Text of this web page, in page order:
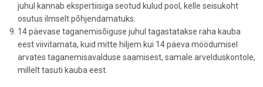
juhul kannab ekspertiisiga seotud kulud pool, kelle seisukoht
osutus ilmselt põhjendamatuks.
14 päevase taganemisõiguse juhul tagastatakse raha kauba
eest viivitamata, kuid mitte hiljem kui 14 päeva möödumisel
arvates taganemisavalduse saamisest, samale arvelduskontole,
millelt tasuti kauba eest.